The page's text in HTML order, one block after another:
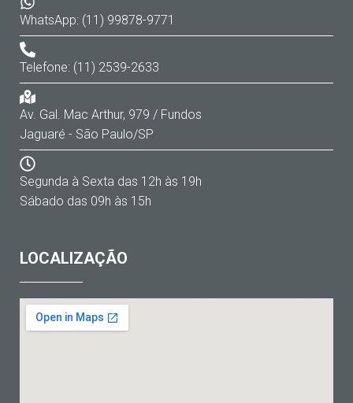
WhatsApp: (11) 99878-9771
Telefone: (11) 2539-2633
Av. Gal. Mac Arthur, 979 / Fundos
Jaguaré - São Paulo/SP
Segunda à Sexta das 12h às 19h
Sábado das 09h às 15h
LOCALIZAÇÃO